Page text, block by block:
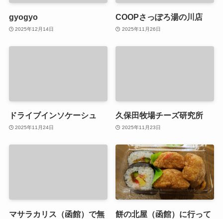
gyogyo
2025年12月14日
COOPさっぽろ湯の川店
2025年11月26日
ドライブインソケーシュ
2025年11月24日
久保田牧場チーズ研究所
2025年11月23日
マサラカリス（函館）で無
餅の北屋（函館）に行って